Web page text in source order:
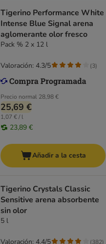
Tigerino Performance White
Intense Blue Signal arena
aglomerante olor fresco
Pack % 2 x 12 l
Precio normal 28,98 €
25,69 €
1,07 € / l
23,89 €
Valoración: 4.3/5 (3)
Añadir a la cesta
Tigerino Crystals Classic
Sensitive arena absorbente
sin olor
5 l
Valoración: 4.4/5 (382)